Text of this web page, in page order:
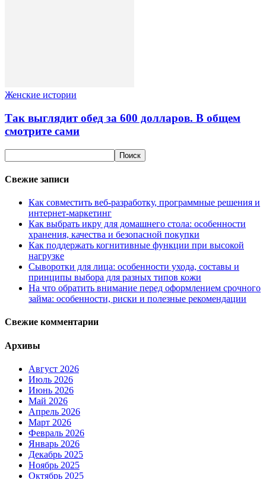
Женские истории
Так выглядит обед за 600 долларов. В общем
смотрите сами
Свежие записи
Как совместить веб-разработку, программные решения и
интернет-маркетинг
Как выбрать икру для домашнего стола: особенности
хранения, качества и безопасной покупки
Как поддержать когнитивные функции при высокой
нагрузке
Сыворотки для лица: особенности ухода, составы и
принципы выбора для разных типов кожи
На что обратить внимание перед оформлением срочного
займа: особенности, риски и полезные рекомендации
Свежие комментарии
Архивы
Август 2026
Июль 2026
Июнь 2026
Май 2026
Апрель 2026
Март 2026
Февраль 2026
Январь 2026
Декабрь 2025
Ноябрь 2025
Октябрь 2025